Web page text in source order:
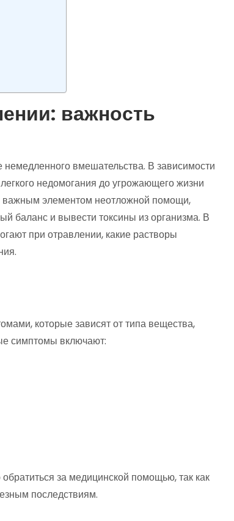
важность
вмешательства. В зависимости
недомогания до угрожающего жизни
важным элементом неотложной помощи,
баланс и вывести токсины из организма. В
при отравлении, какие растворы
которые зависят от типа вещества,
симптомы включают:
за медицинской помощью, так как
последствиям.